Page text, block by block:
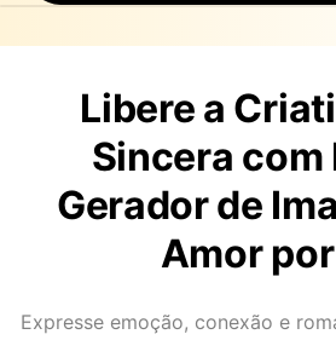
Libere a
Sincera com
Gerador de
Amor
Expresse emoção, conexão e